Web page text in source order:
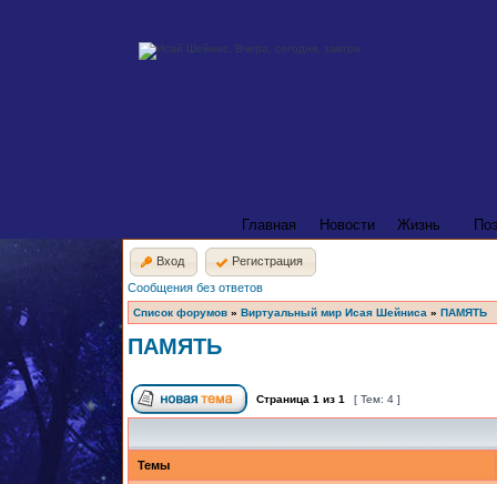
Главная Новости Жизнь
Вход
Регистрация
Сообщения без ответов
Список форумов » Виртуальный мир Исая Шейниса » ПАМЯТЬ
ПАМЯТЬ
Страница 1 из 1 [ Тем: 4 ]
Темы